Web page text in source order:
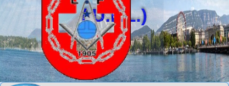
/ U.F.L.)